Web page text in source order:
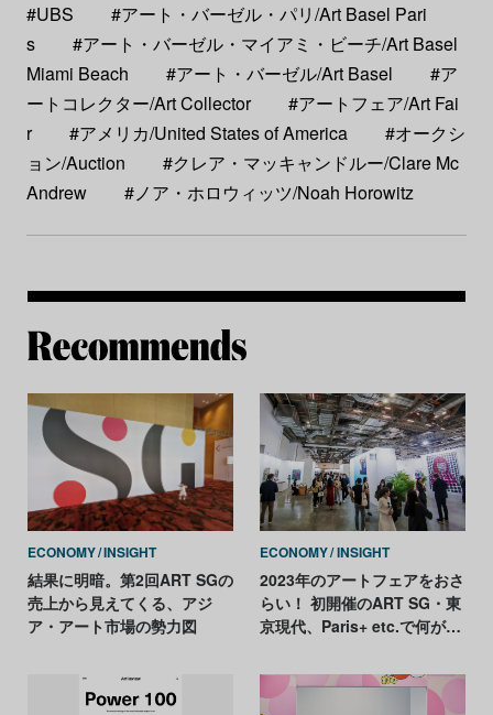
#UBS
#アート・バーゼル・パリ/Art Basel Pari
s
#アート・バーゼル・マイアミ・ビーチ/Art Basel
Miami Beach
#アート・バーゼル/Art Basel
#ア
ートコレクター/Art Collector
#アートフェア/Art Fai
r
#アメリカ/United States of America
#オークシ
ョン/Auction
#クレア・マッキャンドルー/Clare Mc
Andrew
#ノア・ホロウィッツ/Noah Horowitz
ECONOMY INSIGHT
結果に明暗。第2回ART SGの
売上から見えてくる、アジ
ア・アート市場の勢力図
ECONOMY INSIGHT
2023年のアートフェアをおさ
らい！ 初開催のART SG・東
京現代、Paris+ etc.で何が売